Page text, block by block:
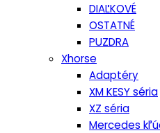
DIAĽKOVÉ
OSTATNÉ
PUZDRA
Xhorse
Adaptéry
XM KESY séria
XZ séria
Mercedes